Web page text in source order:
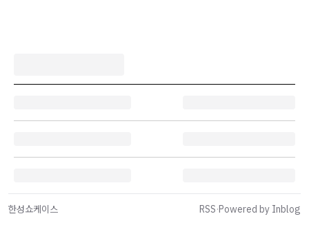
한성쇼케이스 RSS·Powered by Inblog